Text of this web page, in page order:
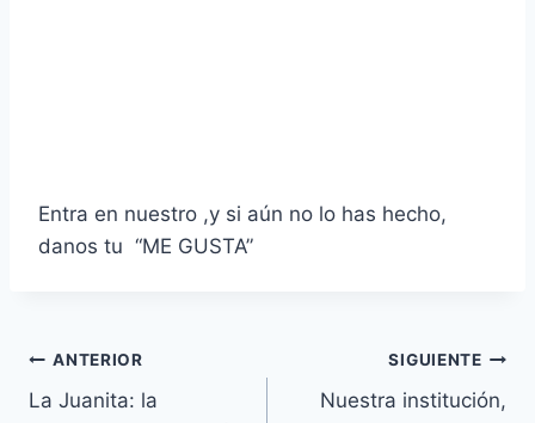
Entra en nuestro ,y si aún no lo has hecho,
danos tu “ME GUSTA”
Navegación
ANTERIOR
La Juanita: la
SIGUIENTE
Nuestra institución,